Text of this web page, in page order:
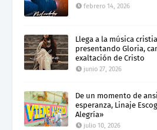
febrero 14, 2026
Llega a la música
presentando Gloria,
exaltación de Cristo
junio 27, 2026
De un momento de
esperanza, Linaje
Alegría»
julio 10, 2026